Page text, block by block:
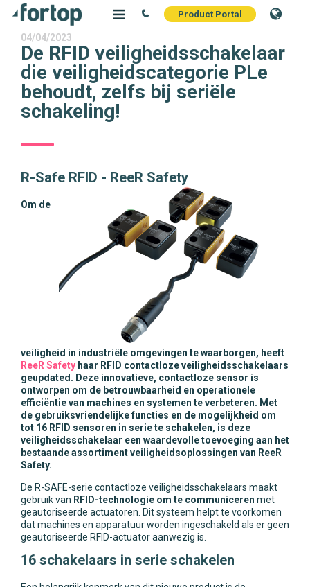
Product Portal
04/04/2023
De RFID veiligheidsschakelaar
die veiligheidscategorie PLe
behoudt, zelfs bij seriële
schakeling!
R-Safe RFID - ReeR Safety
Om de
veiligheid in industriële omgevingen te waarborgen, heeft
ReeR Safety haar RFID contactloze veiligheidsschakelaars
geupdated. Deze innovatieve, contactloze sensor is
ontworpen om de betrouwbaarheid en operationele
efficiëntie van machines en systemen te verbeteren. Met
de gebruiksvriendelijke functies en de mogelijkheid om
tot 16 RFID sensoren in serie te schakelen, is deze
veiligheidsschakelaar een waardevolle toevoeging aan het
bestaande assortiment veiligheidsoplossingen van ReeR
Safety.
De R-SAFE-serie contactloze veiligheidsschakelaars maakt
gebruik van RFID-technologie om te communiceren met
geautoriseerde actuatoren. Dit systeem helpt te voorkomen
dat machines en apparatuur worden ingeschakeld als er geen
geautoriseerde RFID-actuator aanwezig is.
16 schakelaars in serie schakelen